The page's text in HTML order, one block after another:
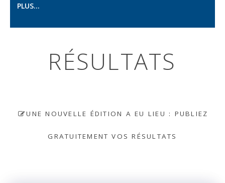
PLUS...
RÉSULTATS
UNE NOUVELLE ÉDITION A EU LIEU : PUBLIEZ
GRATUITEMENT VOS RÉSULTATS